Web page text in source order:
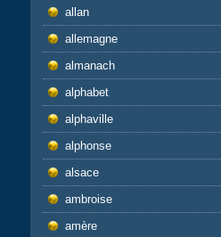
allan
allemagne
almanach
alphabet
alphaville
alphonse
alsace
ambroise
amère